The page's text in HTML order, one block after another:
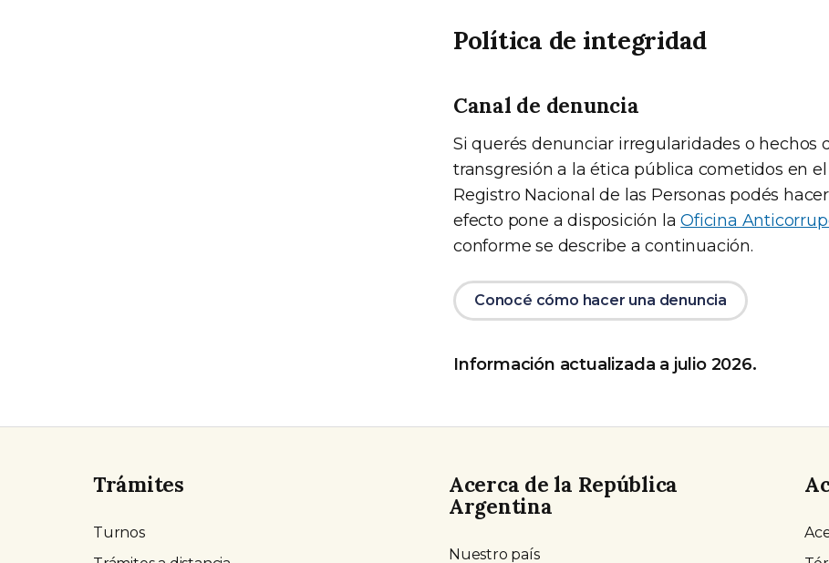
Política de integridad
Canal de denuncia
Si querés denunciar irregularidades o
transgresión a la ética pública cometidos en
Registro Nacional de las Personas podés
efecto pone a disposición laOficina
conforme se describe a continuación.
Conocé cómo hacer una denuncia
Información actualizada a julio 2026.
Trámites
Turnos
Acerca de la República
Argentina
Nuestro país